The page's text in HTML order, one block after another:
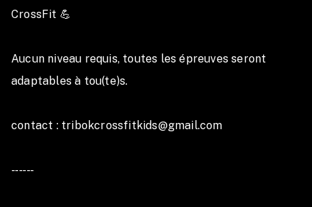
L’organisation doit être informée avant la compétition.
6. Communication des WOD:
Les WOD seront révélés le jour de la compétition.
épreuves si nécessaire pour le bon déroulement de
CrossFit 💪
Aucun niveau requis, toutes les épreuves seront
adaptables à tou(te)s.
contact : tribokcrossfitkids@gmail.com
- - - - - -